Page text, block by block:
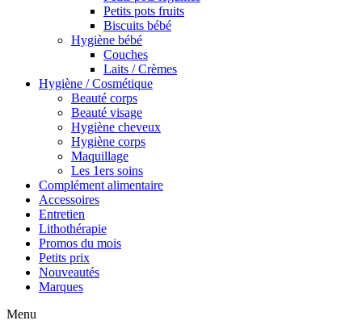
Petits pots fruits
Biscuits bébé
Hygiène bébé
Couches
Laits / Crèmes
Hygiène / Cosmétique
Beauté corps
Beauté visage
Hygiène cheveux
Hygiène corps
Maquillage
Les 1ers soins
Complément alimentaire
Accessoires
Entretien
Lithothérapie
Promos du mois
Petits prix
Nouveautés
Marques
Menu